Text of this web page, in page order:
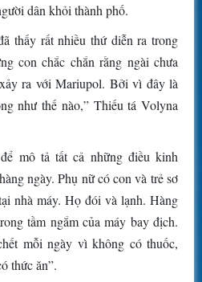
dân khỏi thành phố.
thấy rất nhiều thứ diễn ra trong
con chắc chắn rằng ngài chưa
ra với Mariupol. Bởi vì đây là
như thế nào,” Thiếu tá Volyna
mô tả tất cả những điều kinh
ngày. Phụ nữ có con và trẻ sơ
nhà máy. Họ đói và lạnh. Hàng
tầm ngắm của máy bay địch.
mỗi ngày vì không có thuốc,
thức ăn”.